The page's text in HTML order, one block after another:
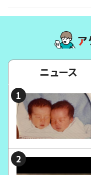
ニュース